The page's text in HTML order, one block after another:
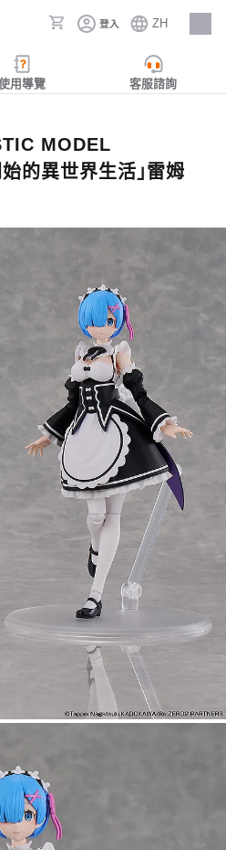
登入 ZH
人才招募
用導覽 客服諮詢
MODEL
的異世界生活」雷姆